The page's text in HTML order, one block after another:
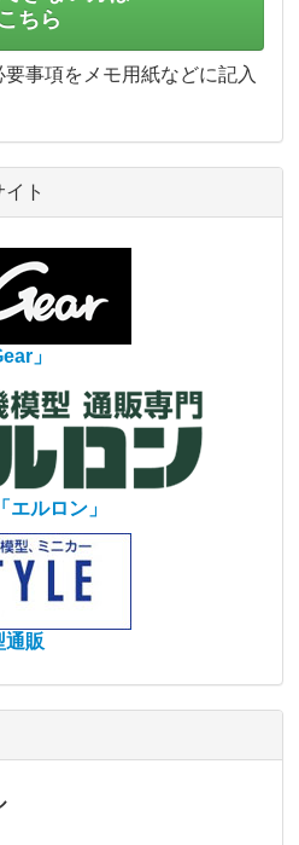
こちら
事項をメモ用紙などに記入
ト
」
ルロン」
通販